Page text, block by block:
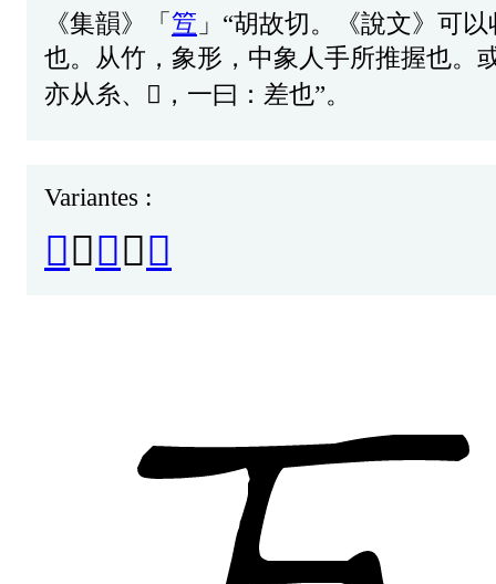
《集韻》「 䇘 」“胡故切。《說文》 可以
也。 从竹 ， 象形 ， 中象人手所推握也。
亦从糸、 𢆰 ， 一曰 ： 差也”。
Variantes :
𥫻、𥾬、䊺